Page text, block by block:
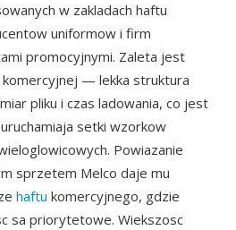
w zakladach haftu
uniformow i firm
promocyjnymi. Zaleta jest
— lekka struktura
pliku i czas ladowania, co jest
setki wzorkow
Powiazanie
sprzetem Melco daje mu
haftu komercyjnego, gdzie
sa priorytetowe. Wiekszosc